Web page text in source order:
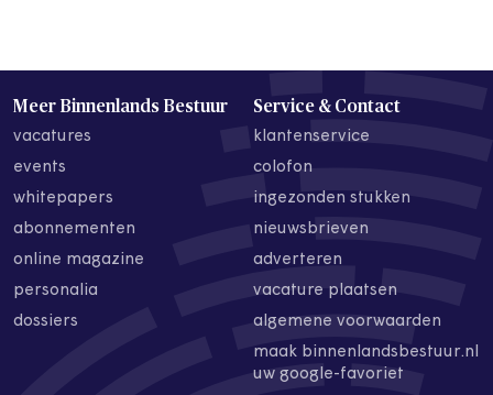
Meer Binnenlands Bestuur
vacatures
events
whitepapers
abonnementen
online magazine
personalia
dossiers
Service & Contact
klantenservice
colofon
ingezonden stukken
nieuwsbrieven
adverteren
vacature plaatsen
algemene voorwaarden
maak binnenlandsbestuur.nl
uw google-favoriet